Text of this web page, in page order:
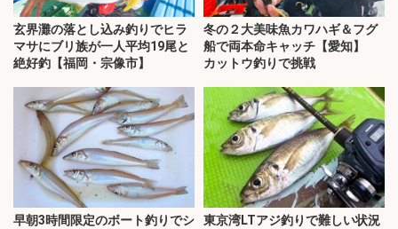
玄界灘の落とし込み釣りでヒラ
マサにブリ族が一人平均19尾と
絶好釣【福岡・宗像市】
冬の２大美味魚カワハギ＆フグ
船で両本命キャッチ【愛知】
カットウ釣りで挑戦
早朝3時間限定のボート釣りでシ
東京湾LTアジ釣りで難しい状況